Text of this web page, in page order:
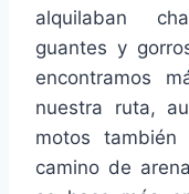
alquilaban
guantes y
encontramos
nuestra ruta,
motos
camino de